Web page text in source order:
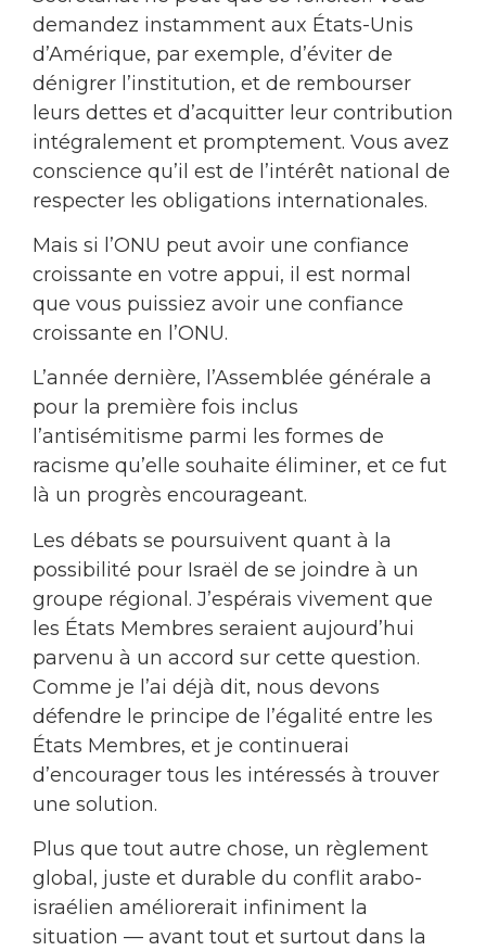
demandez instamment aux États-Unis
d’Amérique, par exemple, d’éviter de
dénigrer l’institution, et de rembourser
leurs dettes et d’acquitter leur contribution
intégralement et promptement. Vous avez
conscience qu’il est de l’intérêt national de
respecter les obligations internationales.
Mais si l’ONU peut avoir une confiance
croissante en votre appui, il est normal
que vous puissiez avoir une confiance
croissante en l’ONU.
L’année dernière, l’Assemblée générale a
pour la première fois inclus
l’antisémitisme parmi les formes de
racisme qu’elle souhaite éliminer, et ce fut
là un progrès encourageant.
Les débats se poursuivent quant à la
possibilité pour Israël de se joindre à un
groupe régional. J’espérais vivement que
les États Membres seraient aujourd’hui
parvenu à un accord sur cette question.
Comme je l’ai déjà dit, nous devons
défendre le principe de l’égalité entre les
États Membres, et je continuerai
d’encourager tous les intéressés à trouver
une solution.
Plus que tout autre chose, un règlement
global, juste et durable du conflit arabo-
israélien améliorerait infiniment la
situation — avant tout et surtout dans la